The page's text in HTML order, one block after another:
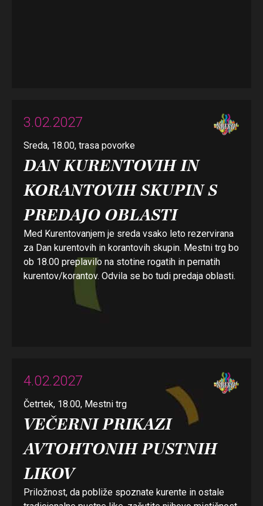
3.02.2027
Sreda, 18.00, trasa povorke
DAN KURENTOVIH IN
KORANTOVIH SKUPIN S
PREDAJO OBLASTI
Med Kurentovanjem je sreda vsako leto rezervirana
za Dan kurentovih in korantovih skupin. Mestni trg bo
ob 18.00 preplavilo na stotine rogatih in pernatih
kurentov/korantov. Odvila se bo tudi predaja oblasti.
4.02.2027
Četrtek, 18.00, Mestni trg
VEČERNI PRIKAZI
AVTOHTONIH PUSTNIH
LIKOV
Priložnost, da pobliže spoznate kurente in ostale